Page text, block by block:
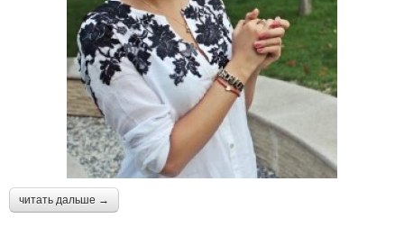
читать дальше →